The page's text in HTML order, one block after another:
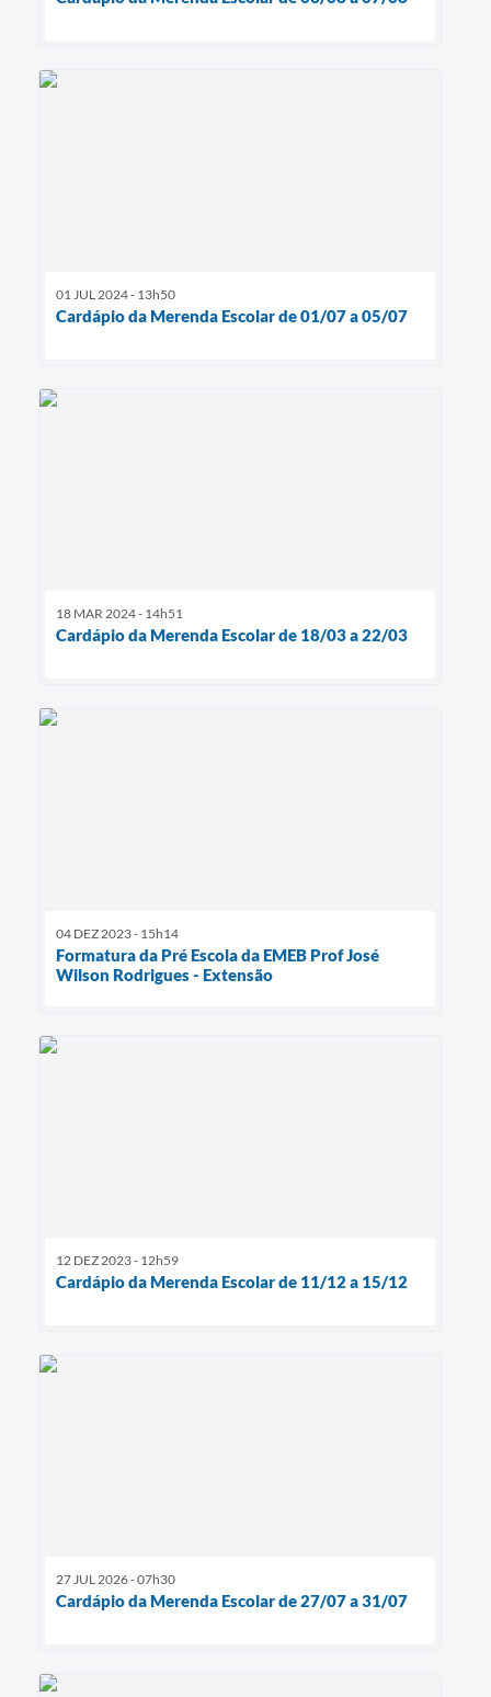
01 JUL 2024 - 13h50
Cardápio da Merenda Escolar de 01/07 a 05/07
18 MAR 2024 - 14h51
Cardápio da Merenda Escolar de 18/03 a 22/03
04 DEZ 2023 - 15h14
Formatura da Pré Escola da EMEB Prof José
Wilson Rodrigues - Extensão
12 DEZ 2023 - 12h59
Cardápio da Merenda Escolar de 11/12 a 15/12
27 JUL 2026 - 07h30
Cardápio da Merenda Escolar de 27/07 a 31/07